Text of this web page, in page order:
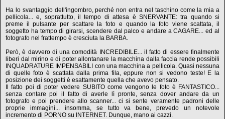
Ha lo svantaggio dell'ingombro, perché non entra nel taschino come la mia a
pellicola... e, soprattutto, il tempo di attesa è SNERVANTE: tra quando si
preme il pulsante per scattare la foto e quando la foto viene scattata, il
soggetto ha tempo di girarsi, scendere dal palco e andare a CAGARE... ed al
fotografo nel frattempo è cresciuta la BARBA.
Però, è davvero di una comodità INCREDIBILE... il fatto di essere finalmente
liberi dal mirino e di poter allontanare la macchina dalla faccia rende possibili
INQUADRATURE IMPENSABILI con una macchina a pellicola. Quasi nessuna
di quelle foto è scattata dalla prima fila, eppure non si vedono teste! E la
posizione dei soggetti è esattamente quella che avevo pensato.
Il fatto poi di poter vedere SUBITO come vengono le foto è FANTASTICO...
senza contare poi il fatto di averle lì pronte, senza dover andare da un
fotografo e poi prendere allo scanner... ci si sente veramente padroni delle
proprie immagini... insomma, se tutto va bene, prevedo un notevole
incremento di PORNO su INTERNET. Dunque, mano ai cazzi.